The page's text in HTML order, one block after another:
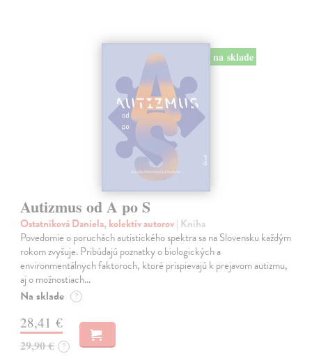
na sklade
Autizmus od A po S
Ostatníková Daniela, kolektív autorov| Kniha
Povedomie o poruchách autistického spektra sa na Slovensku každým
rokom zvyšuje. Pribúdajú poznatky o biologických a
environmentálnych faktoroch, ktoré prispievajú k prejavom autizmu,
aj o možnostiach…
Na sklade ?
28,41 €
29,90 € ?